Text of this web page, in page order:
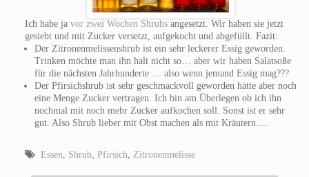
Ich habe ja vor zwei Wochen Shrubsangesetzt. Wir haben sie jetzt
gesiebt und mit Zucker versetzt, aufgekocht und abgefüllt. Fazit:
Der Zitronenmelissenshrub ist ein sehr leckerer Essig geworden.
Trinken möchte man ihn halt nicht so… aber wir haben Salatsoße
für die nächsten Jahrhunderte … also wenn jemand Essig mag???
Der Pfirsichshrub ist sehr geschmackvoll geworden hätte aber noch
eine Menge Zucker vertragen. Ich bin am Überlegen ob ich ihn
nochmal mit noch mehr Zucker aufkochen soll. Sonst ist er sehr
gut. Also Shrub lieber mit Obst machen als mit Kräutern….
Essen Shrub, Pfirsich Zitronenmelisse